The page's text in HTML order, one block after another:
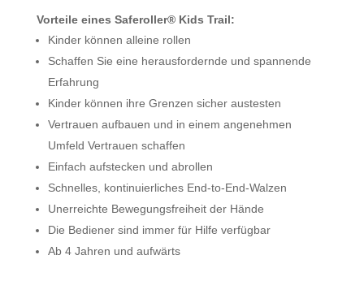
Vorteile eines Saferoller® Kids Trail:
Kinder können alleine rollen
Schaffen Sie eine herausfordernde und spannende
Erfahrung
Kinder können ihre Grenzen sicher austesten
Vertrauen aufbauen und in einem angenehmen
Umfeld Vertrauen schaffen
Einfach aufstecken und abrollen
Schnelles, kontinuierliches End-to-End-Walzen
Unerreichte Bewegungsfreiheit der Hände
Die Bediener sind immer für Hilfe verfügbar
Ab 4 Jahren und aufwärts